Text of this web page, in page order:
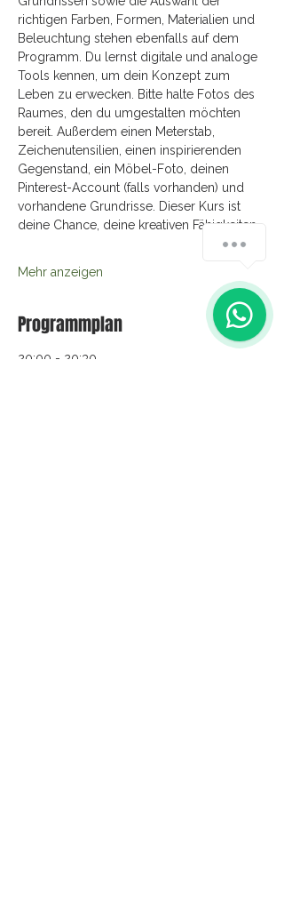
richtigen Farben, Formen, Materialien und
Beleuchtung stehen ebenfalls auf dem
Programm. Du lernst digitale und analoge
Tools kennen, um dein Konzept zum
Leben zu erwecken. Bitte halte Fotos des
Raumes, den du umgestalten möchten
bereit. Außerdem einen Meterstab,
Zeichenutensilien, einen inspirierenden
Gegenstand, ein Möbel-Foto, deinen
Pinterest-Account (falls vorhanden) und
vorhandene Grundrisse. Dieser Kurs ist
deine Chance, deine kreativen Fähigkeiten…
Mehr anzeigen
Programmplan
20:00 - 20:30